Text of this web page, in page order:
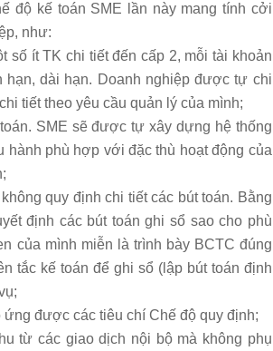
độ kế toán SME lần này mang tính cởi
như:
số ít TK chi tiết đến cấp 2, mỗi tài khoản
hạn, dài hạn. Doanh nghiệp được tự chi
tiết theo yêu cầu quản lý của mình;
SME sẽ được tự xây dựng hệ thống
phù hợp với đặc thù hoạt động của
quy định chi tiết các bút toán. Bằng
định các bút toán ghi sổ sao cho phù
của mình miễn là trình bày BCTC đúng
tắc kế toán để ghi sổ (lập bút toán định
được các tiêu chí Chế độ quy định;
từ các giao dịch nội bộ mà không phụ